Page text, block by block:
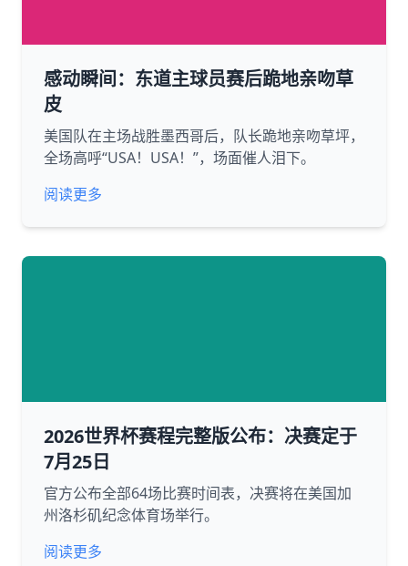
感动瞬间：东道主球员赛后跪地亲吻草
皮
美国队在主场战胜墨西哥后，队长跪地亲吻草坪，
全场高呼“USA！USA！”，场面催人泪下。
阅读更多
2026世界杯赛程完整版公布：决赛定于
7月25日
官方公布全部64场比赛时间表，决赛将在美国加
州洛杉矶纪念体育场举行。
阅读更多